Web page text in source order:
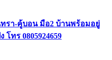
รา-คู้บอน มือ2 บ้านพร้อมอยู่
โทร 0805924659